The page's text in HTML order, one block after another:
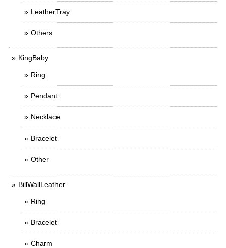
LeatherTray
Others
KingBaby
Ring
Pendant
Necklace
Bracelet
Other
BillWallLeather
Ring
Bracelet
Charm